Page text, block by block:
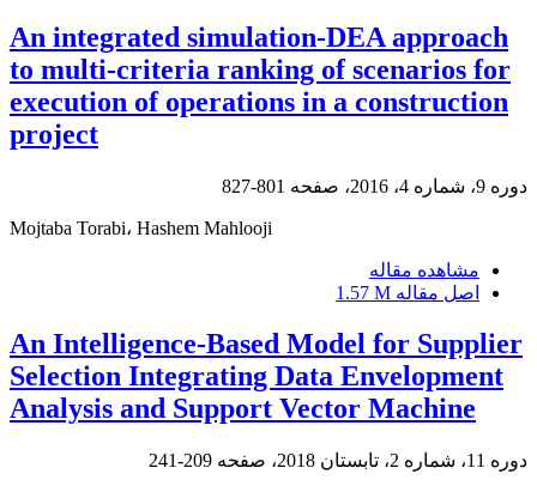
An integrated simulation-DEA approach
to multi-criteria ranking of scenarios for
execution of operations in a construction
project
دوره 9، شماره 4، 2016، صفحه 801-827
Mojtaba Torabi، Hashem Mahlooji
مشاهده مقاله
اصل مقاله 1.57 M
An Intelligence-Based Model for Supplier
Selection Integrating Data Envelopment
Analysis and Support Vector Machine
دوره 11، شماره 2، تابستان 2018، صفحه 209-241